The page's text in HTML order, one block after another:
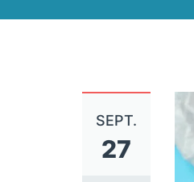
SEPT.
27